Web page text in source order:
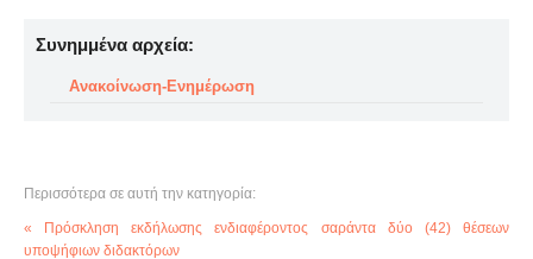
Συνημμένα αρχεία:
Ανακοίνωση-Ενημέρωση
Περισσότερα σε αυτή την κατηγορία:
« Πρόσκληση εκδήλωσης ενδιαφέροντος σαράντα δύο (42) θέσεων
υποψήφιων διδακτόρων